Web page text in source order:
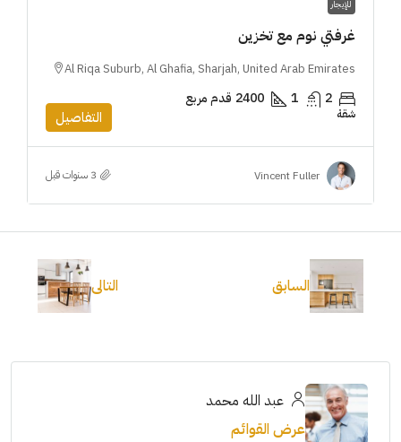
للإيجار
غرفتي نوم مع تخزين
Al Riqa Suburb, Al Ghafia, Sharjah, United Arab Emirates
2
1
2400قدم مربع
شقة التفاصيل
Vincent Fuller
السابق التالى
عبد الله محمد
عرض القوائم